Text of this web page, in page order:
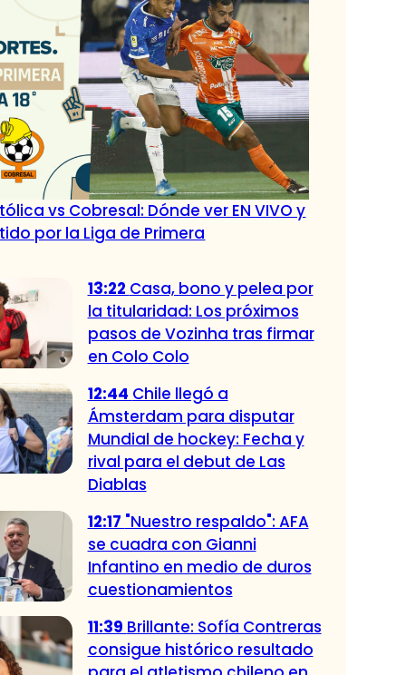
vs Cobresal: Dónde ver EN VIVO y
por la Liga de Primera
13:22 Casa, bono y pelea por
la titularidad: Los próximos
pasos de Vozinha tras firmar
en Colo Colo
12:44 Chile llegó a
Ámsterdam para disputar
Mundial de hockey: Fecha y
rival para el debut de Las
Diablas
12:17 "Nuestro respaldo": AFA
se cuadra con Gianni
Infantino en medio de duros
cuestionamientos
11:39 Brillante: Sofía Contreras
consigue histórico resultado